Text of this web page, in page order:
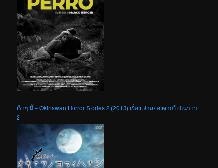
เร็วๆ นี้ – Okinawan Horror Stories 2 (2013) เรื่องเล่าสยองจากโอกินาว่า
2